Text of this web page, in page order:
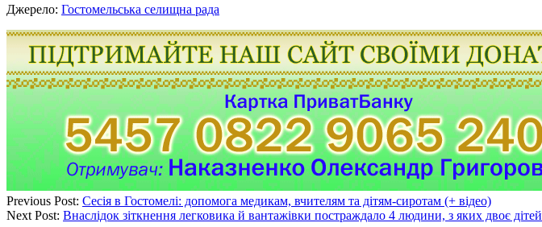
Джерело: Гостомельська селищна рада
Previous Post: Сесія в Гостомелі: допомога медикам, вчителям та дітям-сиротам (+ відео)
Next Post: Внаслідок зіткнення легковика й вантажівки постраждало 4 людини, з яких двоє дітей